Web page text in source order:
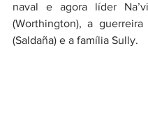
naval e agora líder
(Worthington), a guerreira
(Saldaña) e a família Sully.